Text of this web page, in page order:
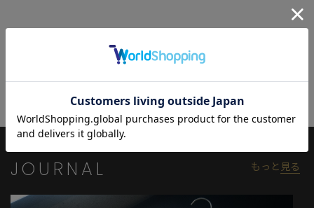
ビジネスでの会食、形式ばらない商談などでもご着用いただける
ほか、演奏会/観劇/授業参観/パーティーなど様々なシーンでご着
セットアップのジャケパンとしてもお楽しみいただけます。
商品名：＜COOL DOTS＞プリントテーラードジャケット（セット
アップ対応）
品番：M0141FJ605
JOURNAL もっと 見る